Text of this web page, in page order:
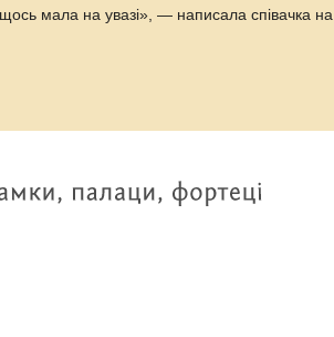
мала на увазі», — написала співачка на